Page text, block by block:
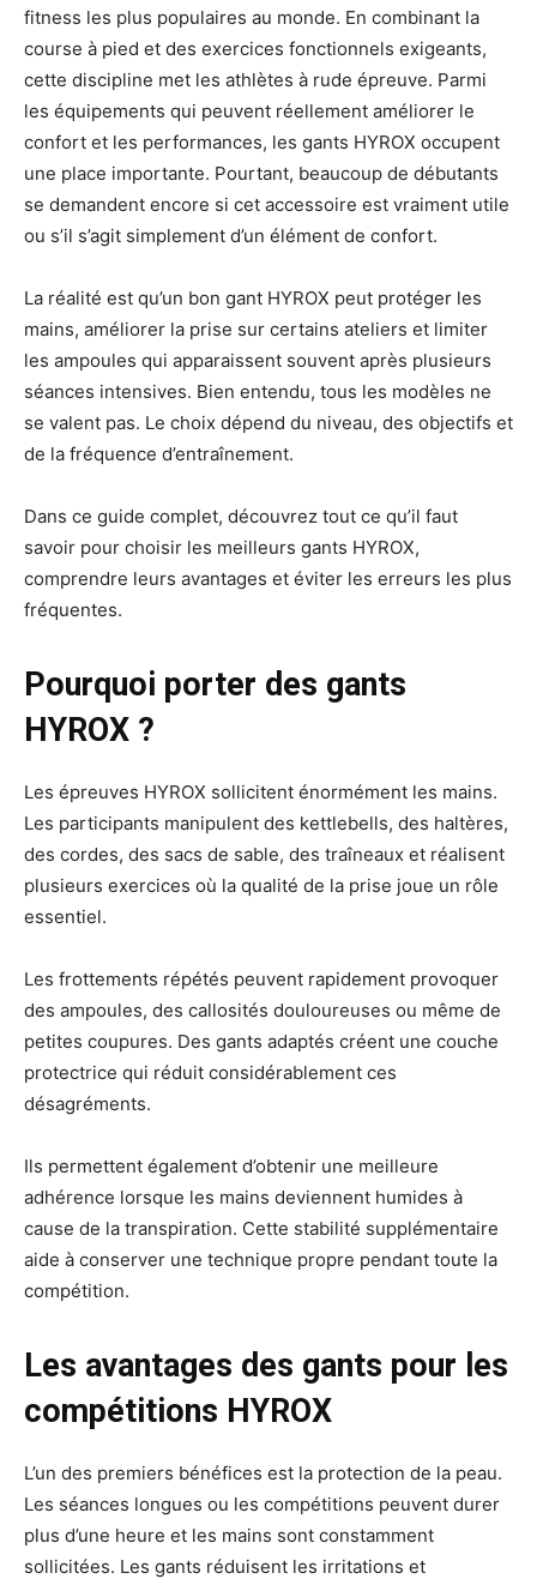
fitness les plus populaires au monde. En combinant la
course à pied et des exercices fonctionnels exigeants,
cette discipline met les athlètes à rude épreuve. Parmi
les équipements qui peuvent réellement améliorer le
confort et les performances, les gants HYROX occupent
une place importante. Pourtant, beaucoup de débutants
se demandent encore si cet accessoire est vraiment utile
ou s’il s’agit simplement d’un élément de confort.
La réalité est qu’un bon gant HYROX peut protéger les
mains, améliorer la prise sur certains ateliers et limiter
les ampoules qui apparaissent souvent après plusieurs
séances intensives. Bien entendu, tous les modèles ne
se valent pas. Le choix dépend du niveau, des objectifs et
de la fréquence d’entraînement.
Dans ce guide complet, découvrez tout ce qu’il faut
savoir pour choisir les meilleurs gants HYROX,
comprendre leurs avantages et éviter les erreurs les plus
fréquentes.
Pourquoi porter des gants
HYROX ?
Les épreuves HYROX sollicitent énormément les mains.
Les participants manipulent des kettlebells, des haltères,
des cordes, des sacs de sable, des traîneaux et réalisent
plusieurs exercices où la qualité de la prise joue un rôle
essentiel.
Les frottements répétés peuvent rapidement provoquer
des ampoules, des callosités douloureuses ou même de
petites coupures. Des gants adaptés créent une couche
protectrice qui réduit considérablement ces
désagréments.
Ils permettent également d’obtenir une meilleure
adhérence lorsque les mains deviennent humides à
cause de la transpiration. Cette stabilité supplémentaire
aide à conserver une technique propre pendant toute la
compétition.
Les avantages des gants pour les
compétitions HYROX
L’un des premiers bénéfices est la protection de la peau.
Les séances longues ou les compétitions peuvent durer
plus d’une heure et les mains sont constamment
sollicitées. Les gants réduisent les irritations et